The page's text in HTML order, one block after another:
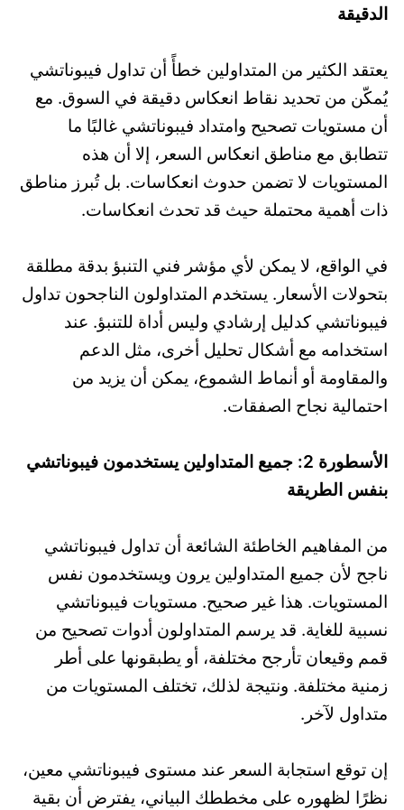
الدقيقة
يعتقد الكثير من المتداولين خطأً أن تداول فيبوناتشي
يُمكّن من تحديد نقاط انعكاس دقيقة في السوق. مع
أن مستويات تصحيح وامتداد فيبوناتشي غالبًا ما
تتطابق مع مناطق انعكاس السعر، إلا أن هذه
المستويات لا تضمن حدوث انعكاسات. بل تُبرز مناطق
ذات أهمية محتملة حيث قد تحدث انعكاسات.
في الواقع، لا يمكن لأي مؤشر فني التنبؤ بدقة مطلقة
بتحولات الأسعار. يستخدم المتداولون الناجحون تداول
فيبوناتشي كدليل إرشادي وليس أداة للتنبؤ. عند
استخدامه مع أشكال تحليل أخرى، مثل الدعم
والمقاومة أو أنماط الشموع، يمكن أن يزيد من
احتمالية نجاح الصفقات.
الأسطورة 2: جميع المتداولين يستخدمون فيبوناتشي
بنفس الطريقة
من المفاهيم الخاطئة الشائعة أن تداول فيبوناتشي
ناجح لأن جميع المتداولين يرون ويستخدمون نفس
المستويات. هذا غير صحيح. مستويات فيبوناتشي
نسبية للغاية. قد يرسم المتداولون أدوات تصحيح من
قمم وقيعان تأرجح مختلفة، أو يطبقونها على أطر
زمنية مختلفة. ونتيجة لذلك، تختلف المستويات من
متداول لآخر.
إن توقع استجابة السعر عند مستوى فيبوناتشي معين،
نظرًا لظهوره على مخططك البياني، يفترض أن بقية